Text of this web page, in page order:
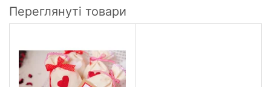
Переглянуті товари